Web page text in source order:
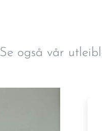
Se også vår